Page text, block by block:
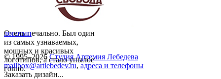
Очень печально. Был один
из самых узнаваемых,
мощных и красивых
логотипов, а стало унылое
говно.
логотип
© 1995–2026 Студия Артемия Лебедева
mailbox@artlebedev.ru, адреса и телефоны
Заказать дизайн...